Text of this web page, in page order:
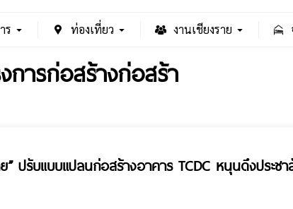
ร ท่องเที่ยว งานเชียงราย
การก่อสร้างก่อสร้า
ย” ปรับแบบแปลนก่อสร้างอาคาร TCDC หนุนดึงประช